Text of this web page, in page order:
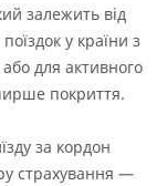
залежить від
у країни з
для активного
покриття.
за кордон
страхування —